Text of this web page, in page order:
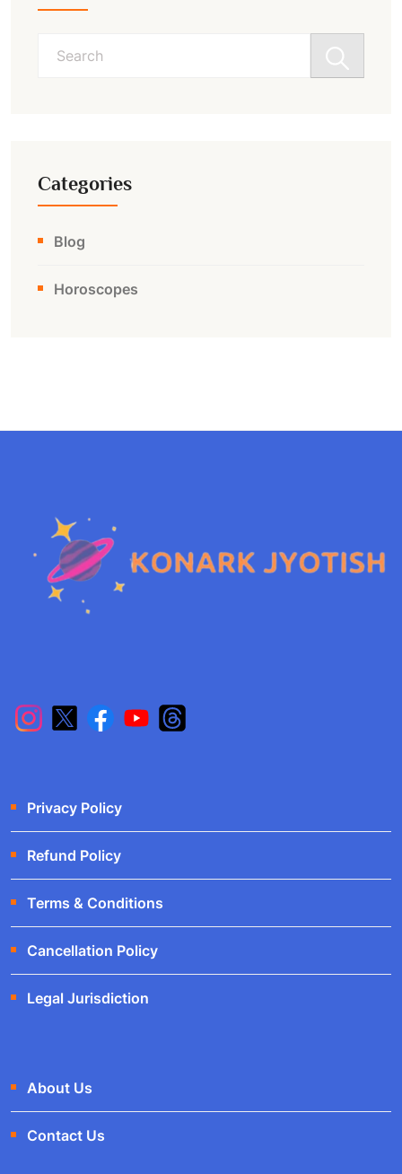
Categories
Blog
Horoscopes
Privacy Policy
Refund Policy
Terms & Conditions
Cancellation Policy
Legal Jurisdiction
About Us
Contact Us